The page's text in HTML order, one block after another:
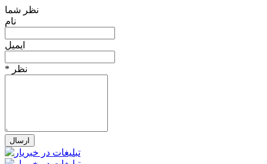
نظر شما
نام
ایمیل
* نظر